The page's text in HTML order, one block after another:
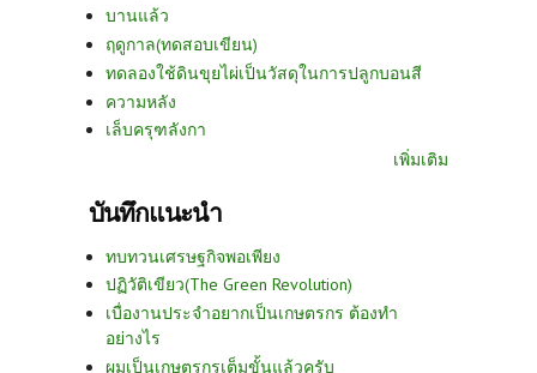
บานแล้ว
ฤดูกาล(ทดสอบเขียน)
ทดลองใช้ดินขุยไผ่เป็นวัสดุในการปลูกบอนสี
ความหลัง
เล็บครุฑลังกา
เพิ่มเติม
บันทึกแนะนำ
ทบทวนเศรษฐกิจพอเพียง
ปฏิวัติเขียว(The Green Revolution)
เบื่องานประจำอยากเป็นเกษตรกร ต้องทำ
อย่างไร
ผมเป็นเกษตรกรเต็มขั้นแล้วครับ